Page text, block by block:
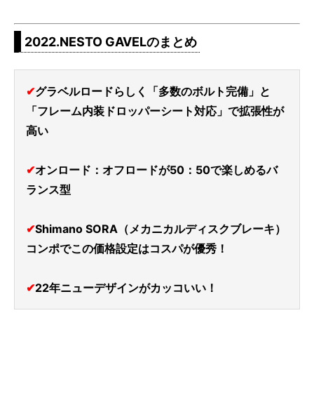
2022.NESTO GAVELのまとめ
✔グラベルロードらしく「多数のボルト完備」と
「フレーム内装ドロッパーシート対応」で拡張性が
高い
✔オンロード：オフロードが50：50で楽しめるバ
ランス型
✔Shimano SORA（メカニカルディスクブレーキ）
コンポでこの価格設定はコスパが優秀！
✔22年ニューデザインがカッコいい！